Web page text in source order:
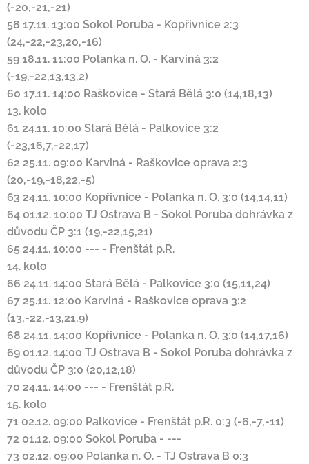
(-20,-21,-21)
58 17.11. 13:00 Sokol Poruba - Kopřivnice 2:3
(24,-22,-23,20,-16)
59 18.11. 11:00 Polanka n. O. - Karviná 3:2
(-19,-22,13,13,2)
60 17.11. 14:00 Raškovice - Stará Bělá 3:0 (14,18,13)
13. kolo
61 24.11. 10:00 Stará Bělá - Palkovice 3:2
(-23,16,7,-22,17)
62 25.11. 09:00 Karviná - Raškovice oprava 2:3
(20,-19,-18,22,-5)
63 24.11. 10:00 Kopřivnice - Polanka n. O. 3:0 (14,14,11)
64 01.12. 10:00 TJ Ostrava B - Sokol Poruba dohrávka z
důvodu ČP 3:1 (19,-22,15,21)
65 24.11. 10:00 --- - Frenštát p.R.
14. kolo
66 24.11. 14:00 Stará Bělá - Palkovice 3:0 (15,11,24)
67 25.11. 12:00 Karviná - Raškovice oprava 3:2
(13,-22,-13,21,9)
68 24.11. 14:00 Kopřivnice - Polanka n. O. 3:0 (14,17,16)
69 01.12. 14:00 TJ Ostrava B - Sokol Poruba dohrávka z
důvodu ČP 3:0 (20,12,18)
70 24.11. 14:00 --- - Frenštát p.R.
15. kolo
71 02.12. 09:00 Palkovice - Frenštát p.R. 0:3 (-6,-7,-11)
72 01.12. 09:00 Sokol Poruba - ---
73 02.12. 09:00 Polanka n. O. - TJ Ostrava B 0:3